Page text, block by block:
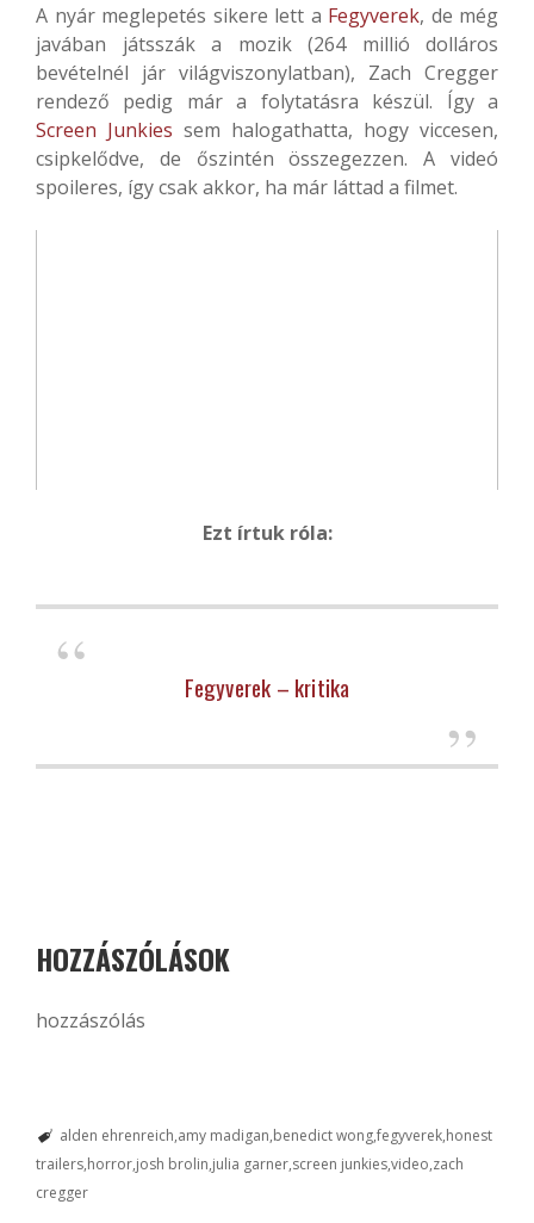
A nyár meglepetés sikere lett a Fegyverek, de még
javában játsszák a mozik (264 millió dolláros
bevételnél jár világviszonylatban), Zach Cregger
rendező pedig már a folytatásra készül. Így a
Screen Junkies sem halogathatta, hogy viccesen,
csipkelődve, de őszintén összegezzen. A videó
spoileres, így csak akkor, ha már láttad a filmet.
Ezt írtuk róla:
Fegyverek – kritika
HOZZÁSZÓLÁSOK
hozzászólás
alden ehrenreich amy madigan benedict wongfegyverek honest
trailers horror josh brolin julia garner screen junkiesvideo zach
cregger